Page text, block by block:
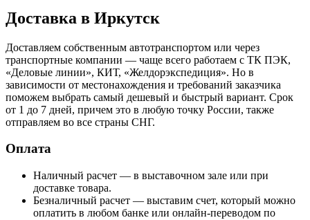
Доставка в Иркутск
Доставляем собственным автотранспортом или через
транспортные компании — чаще всего работаем с ТК ПЭК,
«Деловые линии», КИТ, «Желдорэкспедиция». Но в
зависимости от местонахождения и требований заказчика
поможем выбрать самый дешевый и быстрый вариант. Срок
от 1 до 7 дней, причем это в любую точку России, также
отправляем во все страны СНГ.
Оплата
Наличный расчет — в выставочном зале или при
доставке товара.
Безналичный расчет — выставим счет, который можно
оплатить в любом банке или онлайн-переводом по